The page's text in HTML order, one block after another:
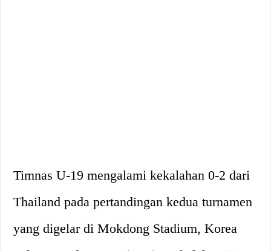
Timnas U-19 mengalami kekalahan 0-2 dari
Thailand pada pertandingan kedua turnamen
yang digelar di Mokdong Stadium, Korea